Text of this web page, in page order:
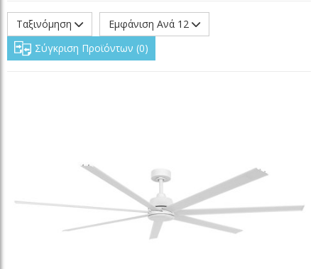
Ταξινόμηση
Εμφάνιση Ανά 12
Σύγκριση Προϊόντων 0